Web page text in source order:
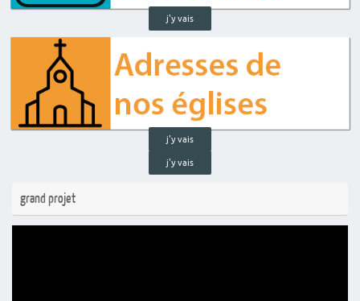
j'y vais
j'y vais
j'y vais
grand projet